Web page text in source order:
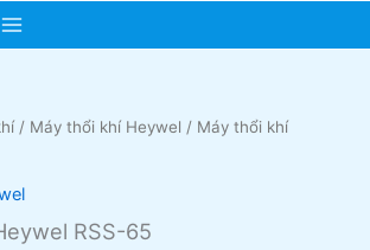
Main
/ Máy thổi khí Heywel / Máy thổi khí
RSS-65